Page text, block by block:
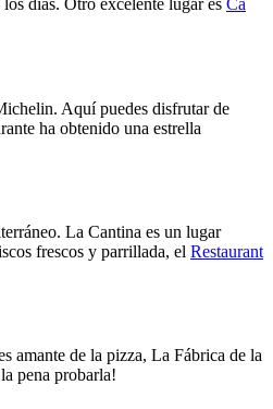
días. Otro excelente lugar es Ca
Aquí puedes disfrutar de
ha obtenido una estrella
La Cantina es un lugar
frescos y parrillada, el Restaurant
amante de la pizza, La Fábrica de la
pena probarla!